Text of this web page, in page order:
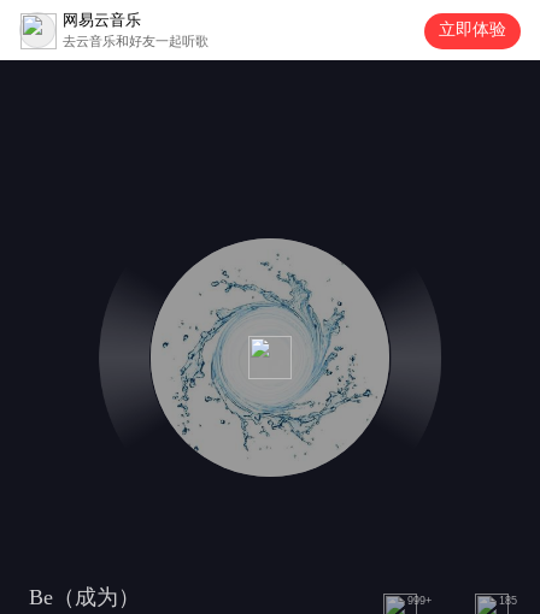
网易云音乐
去云音乐和好友一起听歌
立即体验
Be（成为） 999+ 185